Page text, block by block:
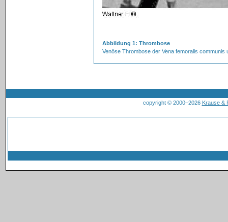
Abbildung 1: Thrombose
Venöse Thrombose der Vena femoralis
copyright © 2000–2026 Krause &